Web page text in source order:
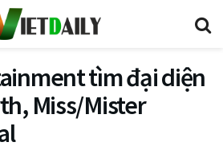
tìm đại diện
Miss/Mister